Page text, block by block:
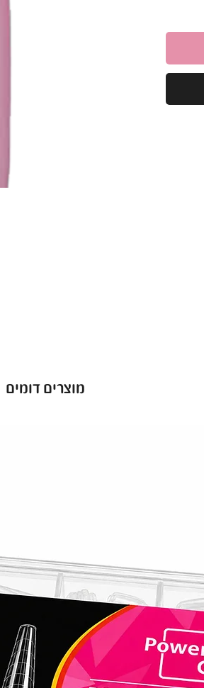
מוצרים דומים